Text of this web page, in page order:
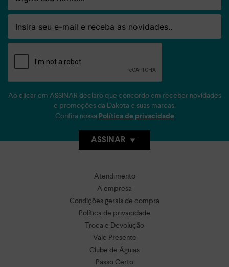
Email
Ao clicar em ASSINAR declaro que concordo em receber novidades
e promoções da Dakota e suas marcas.
Confira nossa Política de privacidade
ASSINAR
Atendimento
A empresa
Condições gerais de compra
Política de privacidade
Troca e Devolução
Vale Presente
Clube de Águias
Passo Certo